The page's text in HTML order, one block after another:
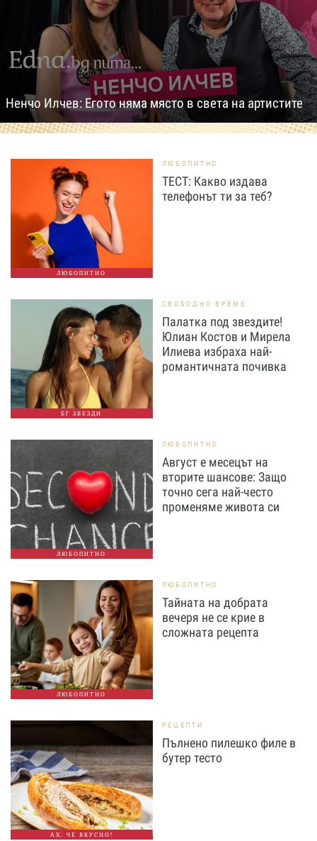
Ненчо Илчев: Егото няма място в света на артистите
ЛЮБОПИТНО
ЛЮБОПИТНО
ТЕСТ: Какво издава
телефонът ти за теб?
БГ ЗВЕЗДИ
СВОБОДНО ВРЕМЕ
Палатка под звездите!
Юлиан Костов и Мирела
Илиева избраха най-
романтичната почивка
ЛЮБОПИТНО
ЛЮБОПИТНО
Август е месецът на
вторите шансове: Защо
точно сега най-често
променяме живота си
ЛЮБОПИТНО
ЛЮБОПИТНО
Тайната на добрата
вечеря не се крие в
сложната рецепта
АХ, ЧЕ ВКУСНО!
РЕЦЕПТИ
Пълнено пилешко филе в
бутер тесто